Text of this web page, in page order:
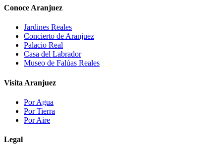
Conoce Aranjuez
Jardines Reales
Concierto de Aranjuez
Palacio Real
Casa del Labrador
Museo de Falúas Reales
Visita Aranjuez
Por Agua
Por Tierra
Por Aire
Legal